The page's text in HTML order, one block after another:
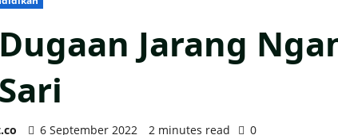
Jarang
6 September 2022 2 minutes read 0